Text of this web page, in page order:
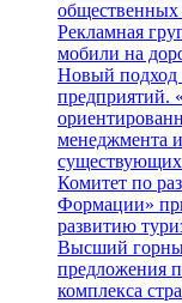
общественных
Рекламная
мобили на
Новый подход
предприятий.
менеджмента
существующих
Комитет по
Формации»
развитию
Высший
предложения
комплекса